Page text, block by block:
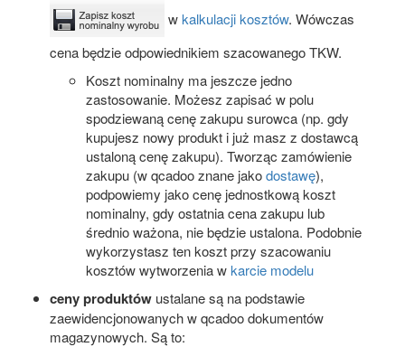
wkalkulacji kosztów. Wówczas
cena będzie odpowiednikiem szacowanego TKW.
Koszt nominalny ma jeszcze jedno
zastosowanie. Możesz zapisać w polu
spodziewaną cenę zakupu surowca (np. gdy
kupujesz nowy produkt i już masz z dostawcą
ustaloną cenę zakupu). Tworząc zamówienie
zakupu (w qcadoo znane jakodostawę),
podpowiemy jako cenę jednostkową koszt
nominalny, gdy ostatnia cena zakupu lub
średnio ważona, nie będzie ustalona. Podobnie
wykorzystasz ten koszt przy szacowaniu
kosztów wytworzenia wkarcie modelu
ceny produktów ustalane są na podstawie
zaewidencjonowanych w qcadoo dokumentów
magazynowych. Są to: